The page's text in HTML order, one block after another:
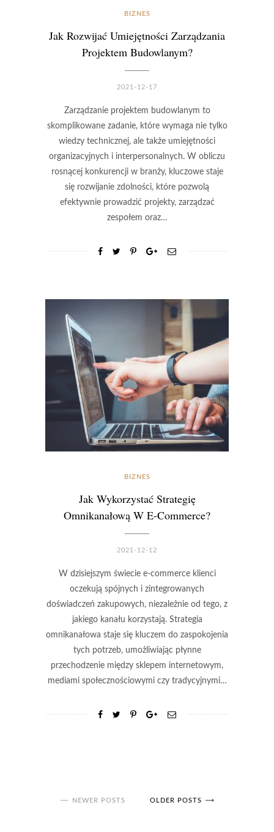
BIZNES
Jak Rozwijać Umiejętności Zarządzania
Projektem Budowlanym?
2021-12-17
Zarządzanie projektem budowlanym to
skomplikowane zadanie, które wymaga nie tylko
wiedzy technicznej, ale także umiejętności
organizacyjnych i interpersonalnych. W obliczu
rosnącej konkurencji w branży, kluczowe staje
się rozwijanie zdolności, które pozwolą
efektywnie prowadzić projekty, zarządzać
zespołem oraz…
BIZNES
Jak Wykorzystać Strategię
Omnikanałową W E-Commerce?
2021-12-12
W dzisiejszym świecie e-commerce klienci
oczekują spójnych i zintegrowanych
doświadczeń zakupowych, niezależnie od tego, z
jakiego kanału korzystają. Strategia
omnikanałowa staje się kluczem do zaspokojenia
tych potrzeb, umożliwiając płynne
przechodzenie między sklepem internetowym,
mediami społecznościowymi czy tradycyjnymi…
NEWER POSTS OLDER POSTS